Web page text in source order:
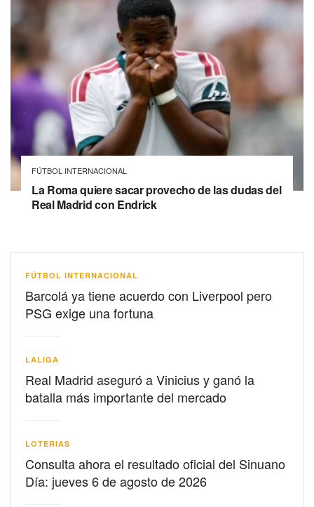
FÚTBOL INTERNACIONAL
La Roma quiere sacar provecho de las dudas del
Real Madrid con Endrick
FÚTBOL INTERNACIONAL
Barcolá ya tiene acuerdo con Liverpool pero
PSG exige una fortuna
LALIGA
Real Madrid aseguró a Vinicius y ganó la
batalla más importante del mercado
LOTERIAS
Consulta ahora el resultado oficial del Sinuano
Día: jueves 6 de agosto de 2026